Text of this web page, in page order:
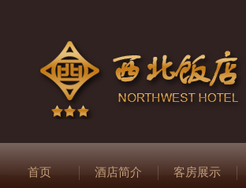
首页 酒店简介 客房展示